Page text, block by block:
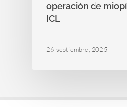
operación de
ICL
26 septiembre, 2025